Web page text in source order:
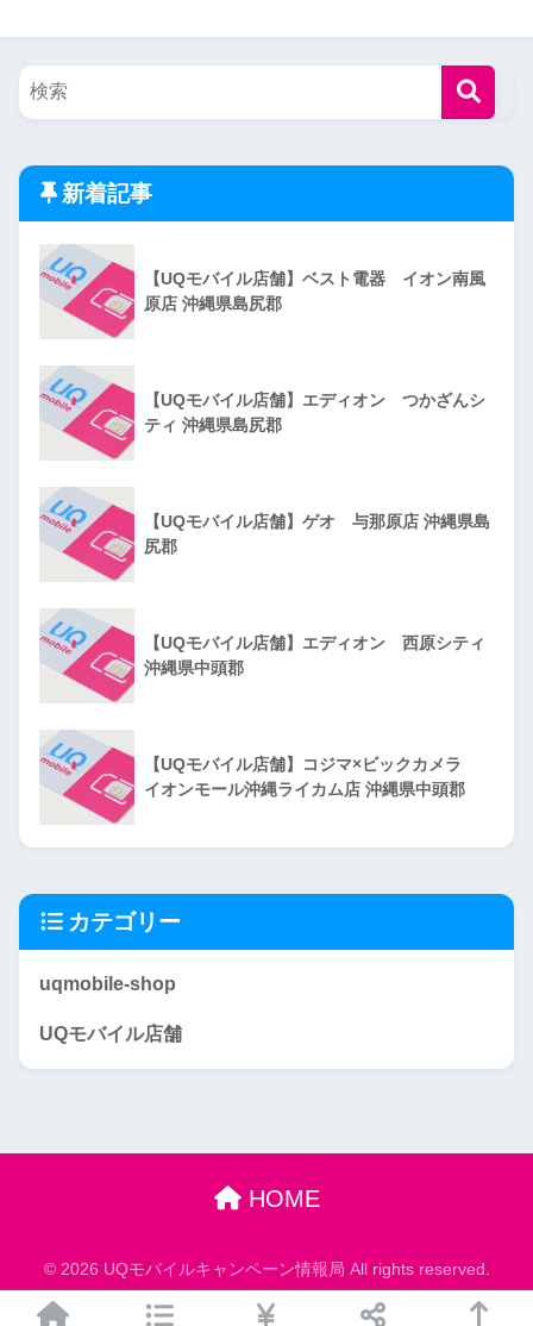
新着記事
【UQモバイル店舗】ベスト電器 イオン南風
原店 沖縄県島尻郡
【UQモバイル店舗】エディオン つかざんシ
ティ 沖縄県島尻郡
【UQモバイル店舗】ゲオ 与那原店 沖縄県島
尻郡
【UQモバイル店舗】エディオン 西原シティ
沖縄県中頭郡
【UQモバイル店舗】コジマ×ビックカメラ
イオンモール沖縄ライカム店 沖縄県中頭郡
カテゴリー
uqmobile-shop
UQモバイル店舗
HOME
© 2026 UQモバイルキャンペーン情報局 All rights reserved.